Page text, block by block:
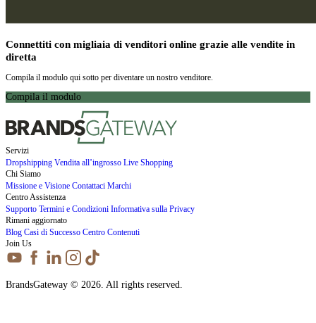
Connettiti con migliaia di venditori online grazie alle vendite in
diretta
Compila il modulo qui sotto per diventare un nostro venditore.
Compila il modulo
Servizi
Dropshipping Vendita all’ingrosso Live Shopping
Chi Siamo
Missione e Visione Contattaci Marchi
Centro Assistenza
Supporto Termini e Condizioni Informativa sulla Privacy
Rimani aggiornato
Blog Casi di Successo Centro Contenuti
Join Us
BrandsGateway © 2026. All rights reserved.